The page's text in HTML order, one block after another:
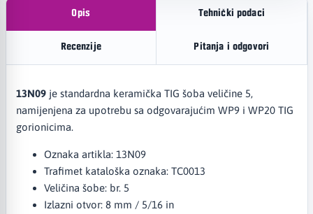
Opis Tehnički podaci
Recenzije Pitanja i odgovori
13N09je standardna keramička TIG šoba veličine 5,
namijenjena za upotrebu sa odgovarajućim WP9 i WP20 TIG
gorionicima.
Oznaka artikla: 13N09
Trafimet kataloška oznaka: TC0013
Veličina šobe: br. 5
Izlazni otvor: 8 mm / 5/16 in